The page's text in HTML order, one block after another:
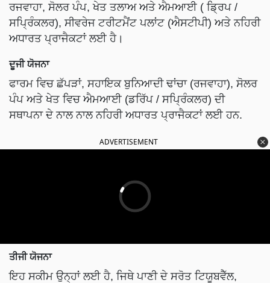
ਰਜਵਾਹਾ, ਸੋਲਰ ਪੰਪ, ਖੇਤ ਤਲਾਅ ਅਤੇ ਐਮਆਈ ( ਡ੍ਰਿਪ /
ਸਪ੍ਰਿੰਕਲਰ), ਸੀਵਰੇਜ ਟਰੀਟਮੈਂਟ ਪਲਾਂਟ (ਐਸਟੀਪੀ) ਅਤੇ ਨਹਿਰੀ
ਅਧਾਰਤ ਪ੍ਰਾਜੈਕਟਾਂ ਲਈ ਹੈ।
ਦੂਜੀ ਯੋਜਨਾ
ਫਾਰਮ ਵਿਚ ਛੱਪੜਾਂ, ਸਹਾਇਕ ਬੁਨਿਆਦੀ ਢਾਂਚਾ (ਰਜਵਾਹਾ), ਸੋਲਰ
ਪੰਪ ਅਤੇ ਖੇਤ ਵਿਚ ਐਮਆਈ (ਡਰਿੱਪ / ਸਪ੍ਰਿੰਕਲਰ) ਦੀ
ਸਥਾਪਨਾ ਦੇ ਨਾਲ ਨਾਲ ਨਹਿਰੀ ਅਧਾਰਤ ਪ੍ਰਾਜੈਕਟਾਂ ਲਈ ਹਨ.
ADVERTISEMENT
ਤੀਜੀ ਯੋਜਨਾ
ਇਹ ਸਕੀਮ ਉਨ੍ਹਾਂ ਲਈ ਹੈ, ਜਿਥੇ ਪਾਣੀ ਦੇ ਸਰੋਤ ਟਿਯੂਬਵੈੱਲ,